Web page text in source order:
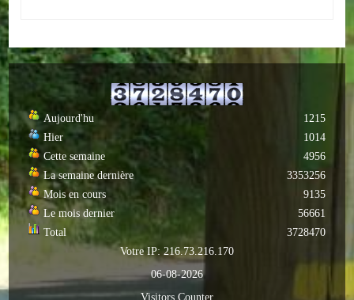
Capitale du chrysanthème
Nos entreprises
Industries
Transports
Commerces
Hotels/Restaurants
Garages
Aujourd'hu
Hier
Cette semaine
La semaine dernière
Mois en cours
Le mois dernier
Total
1215
1014
4956
3353256
9135
56661
3728470
Votre IP: 216.73.216.170
06-08-2026
Visitors Counter